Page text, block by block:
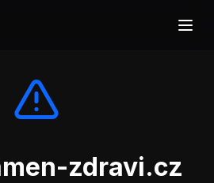
zdravi.cz